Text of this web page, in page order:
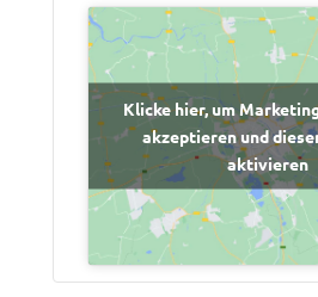
Klicke hier, um
akzeptieren und
aktivieren